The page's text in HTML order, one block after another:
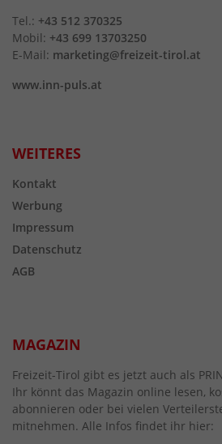
Tel.: +43 512 370325
Mobil: +43 699 13703250
E-Mail: marketing@freizeit-tirol.at
www.inn-puls.at
WEITERES
Kontakt
Werbung
Impressum
Datenschutz
AGB
MAGAZIN
Freizeit-Tirol gibt es jetzt auch als
Ihr könnt das Magazin online lesen,
abonnieren oder bei vielen
mitnehmen. Alle Infos findet ihr hier: